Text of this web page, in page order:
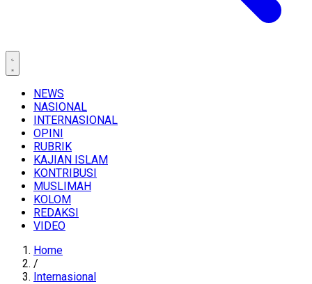
NEWS
NASIONAL
INTERNASIONAL
OPINI
RUBRIK
KAJIAN ISLAM
KONTRIBUSI
MUSLIMAH
KOLOM
REDAKSI
VIDEO
Home
/
Internasional